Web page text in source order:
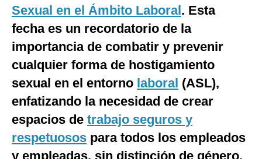
México
España
Internacional
Tecnología
Club del Suscriptor
Mix
G de Gestión
Sexual en el Ámbito Laboral. Esta
fecha es un recordatorio de la
importancia de combatir y prevenir
cualquier forma de hostigamiento
sexual en el entorno laboral (ASL),
enfatizando la necesidad de crear
espacios de trabajo seguros y
respetuosos para todos los empleados
y empleadas, sin distinción de género,